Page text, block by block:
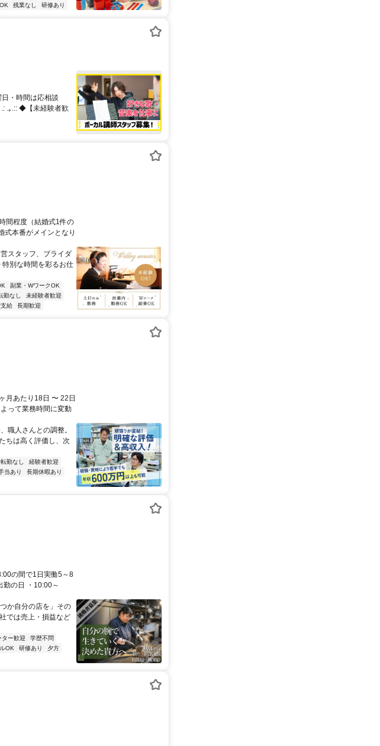
残業なし 研修あり
・時間は応相談
.: .｡.:: ◆【未経験者歓
間程度（結婚式1件の
本番がメインとなり
スタッフ、ブライダ
別な時間を彩るお仕
副業・WワークOK
勤なし
未経験者歓迎
給 長期歓迎
月あたり18日 〜 22日
って業務時間に変動
職人さんとの調整。
ちは高く評価し、次
転勤なし
経験者歓迎
当あり
長期休暇あり
の間で1日実働5～8
の日 ・10:00～
か自分の店を」その
では売上・損益など
ター歓迎
学歴不問
OK 研修あり
夕方